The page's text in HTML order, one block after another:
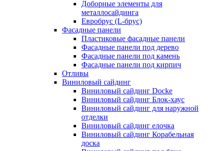
Доборные элементы для
металлосайдинга
Евробрус (L-брус)
Фасадные панели
Пластиковые фасадные панели
Фасадные панели под дерево
Фасадные панели под камень
Фасадные панели под кирпич
Отливы
Виниловый сайдинг
Виниловый сайдинг Docke
Виниловый сайдинг Блок-хаус
Виниловый сайдинг для наружной
отделки
Виниловый сайдинг елочка
Виниловый сайдинг Корабельная
доска